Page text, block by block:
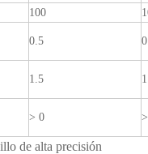
100
0.5
1.5
> 0
de alta precisión